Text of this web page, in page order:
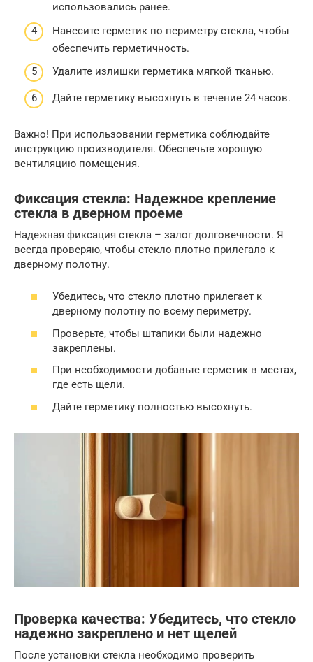
использовались ранее.
Нанесите герметик по периметру стекла, чтобы
обеспечить герметичность.
Удалите излишки герметика мягкой тканью.
Дайте герметику высохнуть в течение 24 часов.
Важно! При использовании герметика соблюдайте
инструкцию производителя. Обеспечьте хорошую
вентиляцию помещения.
Фиксация стекла: Надежное крепление
стекла в дверном проеме
Надежная фиксация стекла – залог долговечности. Я
всегда проверяю, чтобы стекло плотно прилегало к
дверному полотну.
Убедитесь, что стекло плотно прилегает к
дверному полотну по всему периметру.
Проверьте, чтобы штапики были надежно
закреплены.
При необходимости добавьте герметик в местах,
где есть щели.
Дайте герметику полностью высохнуть.
Проверка качества: Убедитесь, что стекло
надежно закреплено и нет щелей
После установки стекла необходимо проверить